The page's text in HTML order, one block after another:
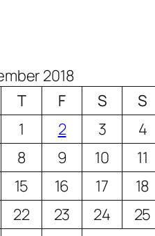
2018
T F S
S
1
2 3
4
8 9 10
11
15 16 17
18
22 23 24
25